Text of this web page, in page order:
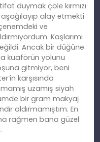
duymak çöle kırmızı
alay etmekti
ve
Kaşlarımı
Ancak bir düğüne
kuaförün yolunu
gitmiyor, beni
karşısında
uzamış siyah
bir gram makyaj
aldırmamıştım. En
rağmen bana güzel